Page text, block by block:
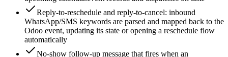
Reply-to-reschedule and reply-to-cancel: inbound
WhatsApp/SMS keywords are parsed and mapped back to the
Odoo event, updating its state or opening a reschedule flow
automatically
No-show follow-up message that fires when an